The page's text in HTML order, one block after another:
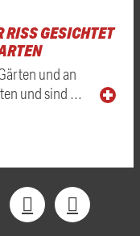
GESICHTET -
und an
und sind …